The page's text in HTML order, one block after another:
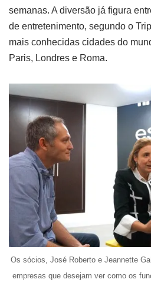
semanas. A diversão já figura
de entretenimento, segundo o
mais conhecidas cidades do
Paris, Londres e Roma.
Os sócios, José Roberto e Jeannette
empresas que desejam ver como os